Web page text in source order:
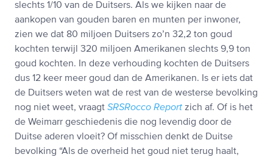
slechts 1/10 van de Duitsers. Als we kijken naar de
aankopen van gouden baren en munten per inwoner,
zien we dat 80 miljoen Duitsers zo’n 32,2 ton goud
kochten terwijl 320 miljoen Amerikanen slechts 9,9 ton
goud kochten. In deze verhouding kochten de Duitsers
dus 12 keer meer goud dan de Amerikanen. Is er iets dat
de Duitsers weten wat de rest van de westerse bevolking
nog niet weet, vraagt SRSRocco Report zich af. Of is het
de Weimarr geschiedenis die nog levendig door de
Duitse aderen vloeit? Of misschien denkt de Duitse
bevolking “Als de overheid het goud niet terug haalt,